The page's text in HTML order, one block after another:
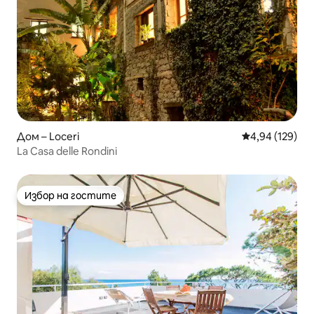
Дом – Loceri Средна
4,94 (129)
La Casa delle Rondini
Избор на гостите
Избор на гостите